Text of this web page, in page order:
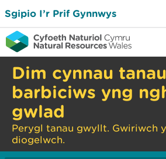
Sgipio I’r Prif Gynnwys
Dim cynnau
barbiciws yng
gwlad
Perygl tanau gwyllt. Gwiriwch
diogelwch.